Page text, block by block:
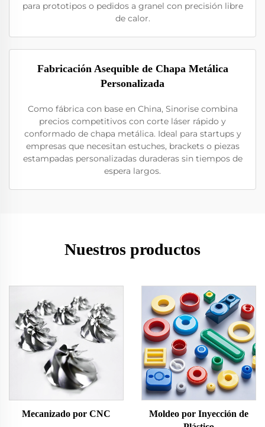
para prototipos o pedidos a granel con precisión libre
de calor.
Fabricación Asequible de Chapa Metálica
Personalizada
Como fábrica con base en China, Sinorise combina
precios competitivos con corte láser rápido y
conformado de chapa metálica. Ideal para startups y
empresas que necesitan estuches, brackets o piezas
estampadas personalizadas duraderas sin tiempos de
espera largos.
Nuestros productos
Mecanizado por CNC
Moldeo por Inyección de